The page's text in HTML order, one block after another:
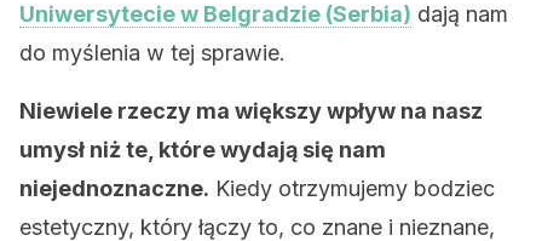
Uniwersytecie w Belgradzie (Serbia) dają nam
do myślenia w tej sprawie.
Niewiele rzeczy ma większy wpływ na nasz
umysł niż te, które wydają się nam
niejednoznaczne. Kiedy otrzymujemy bodziec
estetyczny, który łączy to, co znane i nieznane,